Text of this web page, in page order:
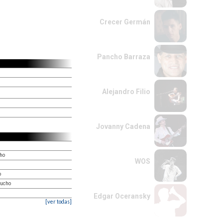
[ver todas]
Crecer Germán
Pancho Barraza
Alejandro Filio
Jovanny Cadena
WOS
Edgar Oceransky